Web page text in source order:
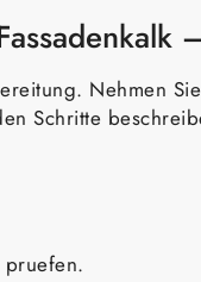
Nehmen
Schritte
pruefen.